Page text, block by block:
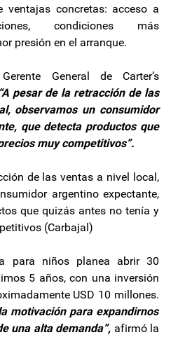
ventajas concretas: acceso a
condiciones más
presión en el arranque.
General de Carter’s
“A pesar de la retracción de las
observamos un consumidor
que detecta productos que
muy competitivos”.
de las ventas a nivel local,
argentino expectante,
que quizás antes no tenía y
(Carbajal)
para niños planea abrir 30
5 años, con una inversión
USD 10 millones.
motivación para expandirnos
una alta demanda”, afirmó la